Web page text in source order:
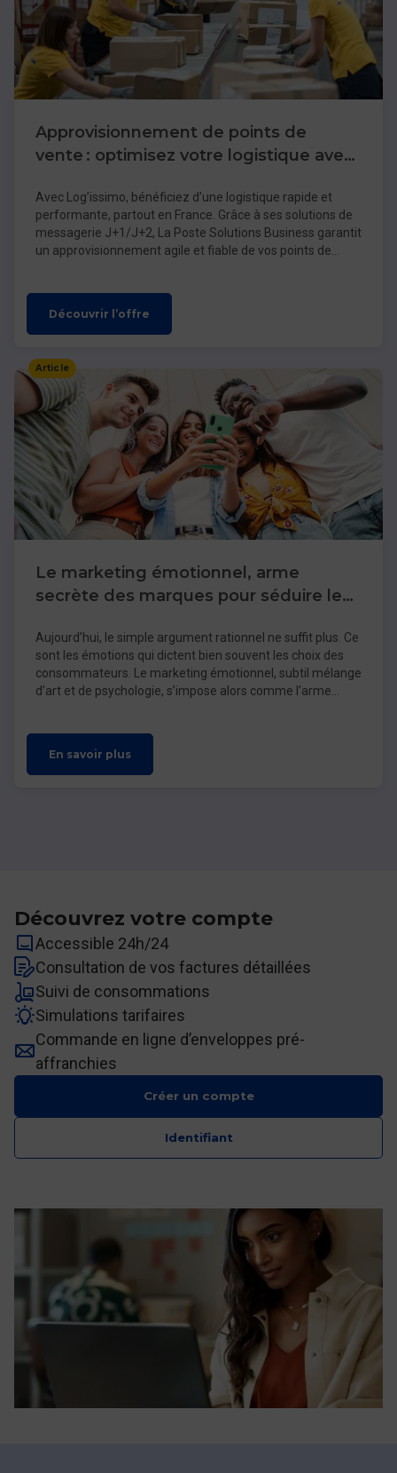
Approvisionnement de points de
vente : optimisez votre logistique avec
Avec Log’issimo, bénéficiez d’une logistique rapide et
performante, partout en France. Grâce à ses solutions de
messagerie J+1/J+2, La Poste Solutions Business garantit
un approvisionnement agile et fiable de vos points de
Découvrir l’offre
Article
Le marketing émotionnel, arme
secrète des marques pour séduire les
Aujourd’hui, le simple argument rationnel ne suffit plus. Ce
sont les émotions qui dictent bien souvent les choix des
consommateurs. Le marketing émotionnel, subtil mélange
d’art et de psychologie, s’impose alors comme l’arme
En savoir plus
Découvrez votre compte
Accessible 24h/24
Consultation de vos factures détaillées
Suivi de consommations
Simulations tarifaires
Commande en ligne d’enveloppes pré-
affranchies
Créer un compte
Identifiant